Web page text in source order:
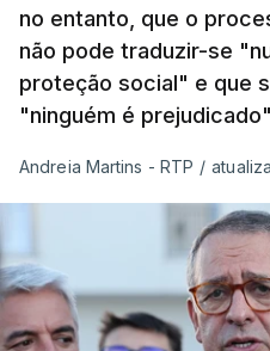
no entanto, que o
não pode traduzir-se
proteção social" e que
"ninguém é
Andreia Martins - RTP /